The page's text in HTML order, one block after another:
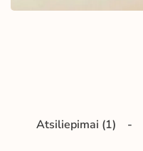
Atsiliepimai (1)